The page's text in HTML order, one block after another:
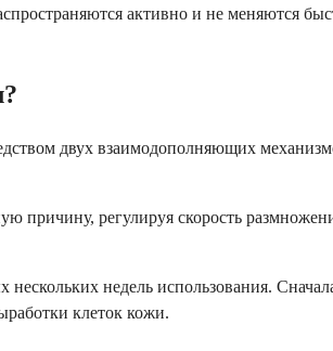
активно и не меняются
двух взаимодополняющих
причину, регулируя скорость
недель использования.
клеток кожи.